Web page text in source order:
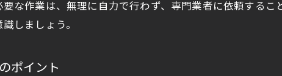
フルリフォームの費用相場と内訳のポイント
な作業は、無理に自力で行わず、専門業者に依頼する
しましょう。
ポイント